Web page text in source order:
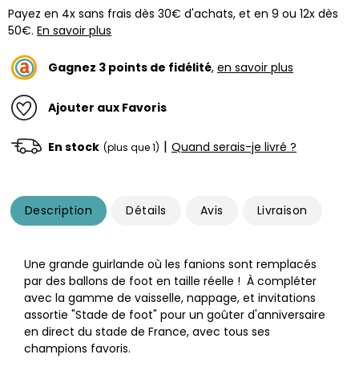
Payez en 4x sans frais dès 30€ d'achats, et en 9 ou 12x dès
50€. En savoir plus
Gagnez 3 points de fidélité, en savoir plus
Ajouter aux Favoris
En stock (plus que 1) | Quand serais-je livré ?
Description Détails Avis Livraison
Une grande guirlande où les fanions sont remplacés
par des ballons de foot en taille réelle ! À compléter
avec la gamme de vaisselle, nappage, et invitations
assortie "Stade de foot" pour un goûter d'anniversaire
en direct du stade de France, avec tous ses
champions favoris.